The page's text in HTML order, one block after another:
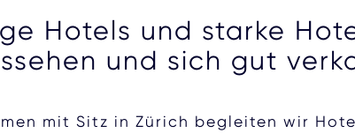
Hotels und starke
und sich gut
mit Sitz in Zürich begleiten wir